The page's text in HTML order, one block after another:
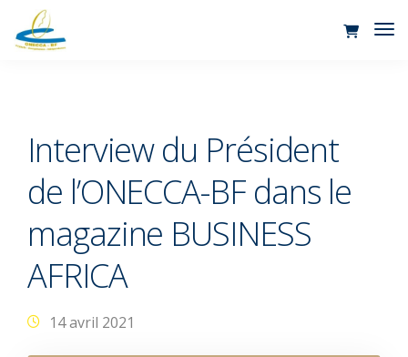
Interview du Président
de l’ONECCA-BF dans le
magazine BUSINESS
AFRICA
14 avril 2021